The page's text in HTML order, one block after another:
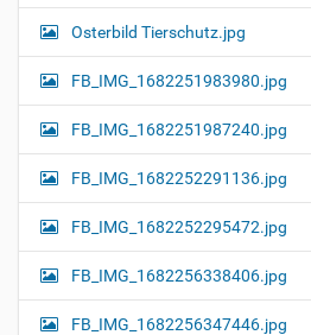
Osterbild Tierschutz.jpg
FB_IMG_1682251983980.jpg
FB_IMG_1682251987240.jpg
FB_IMG_1682252291136.jpg
FB_IMG_1682252295472.jpg
FB_IMG_1682256338406.jpg
FB_IMG_1682256347446.jpg